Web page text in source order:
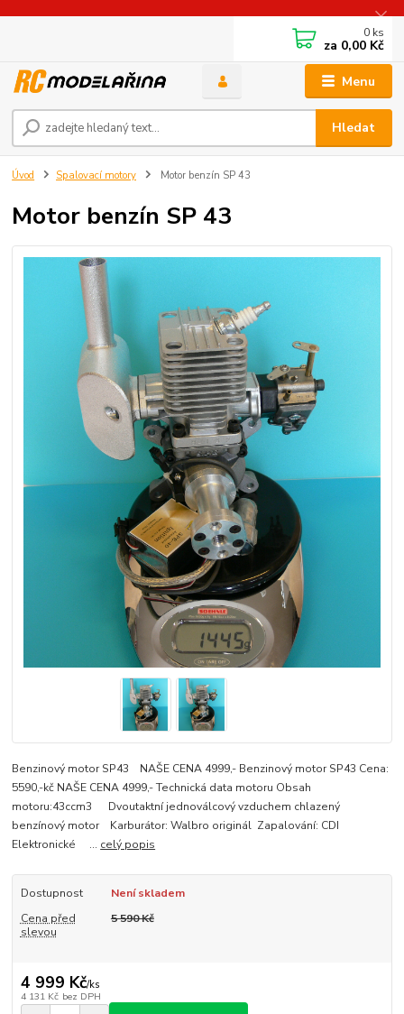
Menu
Hledat
0 ks
za 0,00 Kč
Úvod Spalovací motory Motor benzín SP 43
Motor benzín SP 43
Benzinový motor SP43 NAŠE CENA 4999,- Benzinový motor SP43 Cena:
5590,-kč NAŠE CENA 4999,- Technická data motoru Obsah
motoru:43ccm3 Dvoutaktní jednoválcový vzduchem chlazený
benzínový motor Karburátor: Walbro originál Zapalování: CDI
Elektronické ... celý popis
Dostupnost
Není skladem
Cena před
slevou
5 590 Kč
4 999 Kč/ks
4 131 Kč bez DPH